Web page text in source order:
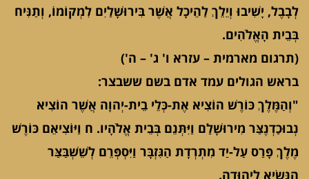
לְבָבֶל, יָשִׁיבוּ וְיֵלֵךְ לַהֵיכָל אֲשֶׁר בִּירוּשָׁלַיִם לִמְקוֹמוֹ, וְתַנִּיח
בְּבֵית הָאֱלֹהִים.
(תרגום מארמית – עזרא ו' ג' – ה')
בראש הגולים עמד אדם בשם ששבצר:
"וְהַמֶּלֶךְ כּוֹרֶשׁ הוֹצִיא אֶת-כְּלֵי בֵית-יְהוָה אֲשֶׁר הוֹצִיא
נְבוּכַדְנֶצַּר מִירוּשָׁלִַם וַיִּתְּנֵם בְּבֵית אֱלֹהָיו. ח וַיּוֹצִיאֵם כּוֹרֶשׁ
מֶלֶךְ פָּרַס עַל-יַד מִתְרְדָת הַגִּזְבָּר וַיִּסְפְּרֵם לְשֵׁשְׁבַּצַּר
הַנָּשִׂיא לִיהוּדָה.